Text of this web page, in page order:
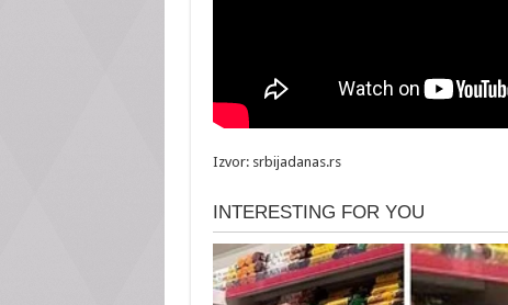
Izvor: srbijadanas.rs